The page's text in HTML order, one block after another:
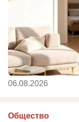
06.08.2026
Общество